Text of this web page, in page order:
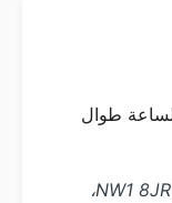
طوال
17 طريق الأميرة، لندن، لندن الكبرى NW1 8JR،